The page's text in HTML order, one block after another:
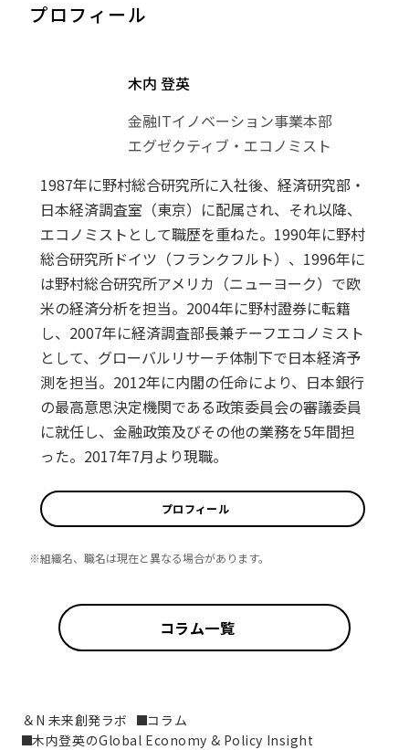
プロフィール
木内 登英
金融ITイノベーション事業本部
エグゼクティブ・エコノミスト
1987年に野村総合研究所に入社後、経済研究部・
日本経済調査室（東京）に配属され、それ以降、
エコノミストとして職歴を重ねた。1990年に野村
総合研究所ドイツ（フランクフルト）、1996年に
は野村総合研究所アメリカ（ニューヨーク）で欧
米の経済分析を担当。2004年に野村證券に転籍
し、2007年に経済調査部長兼チーフエコノミスト
として、グローバルリサーチ体制下で日本経済予
測を担当。2012年に内閣の任命により、日本銀行
の最高意思決定機関である政策委員会の審議委員
に就任し、金融政策及びその他の業務を5年間担
った。2017年7月より現職。
プロフィール
※組織名、職名は現在と異なる場合があります。
コラム一覧
＆N 未来創発ラボ
コラム
木内登英のGlobal Economy & Policy Insight